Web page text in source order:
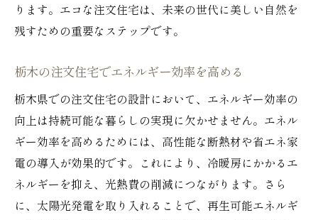
ります。エコな注文住宅は、未来の世代に美しい自然を
残すための重要なステップです。
栃木の注文住宅でエネルギー効率を高める
栃木県での注文住宅の設計において、エネルギー効率の
向上は持続可能な暮らしの実現に欠かせません。エネル
ギー効率を高めるためには、高性能な断熱材や省エネ家
電の導入が効果的です。これにより、冷暖房にかかるエ
ネルギーを抑え、光熱費の削減につながります。さら
に、太陽光発電を取り入れることで、再生可能エネルギ